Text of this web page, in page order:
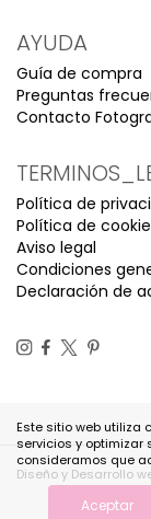
AYUDA
Guía de compra
Preguntas
Contacto
Política de
Política de
Aviso legal
Condiciones
Declaración de
Diseño y Desarrollo
Este sitio web utiliza
servicios y optimizar
consideramos que
Aceptar